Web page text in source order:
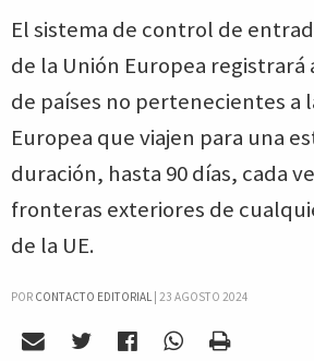
El sistema de control de
de la Unión Europea registrará
de países no pertenecientes a
Europea que viajen para una
duración, hasta 90 días, cada
fronteras exteriores de
de la UE.
POR CONTACTO EDITORIAL| 23 AGOSTO 2024